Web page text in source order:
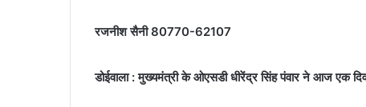
रजनीश सैनी 80770-62107
डोईवाला : मुख्यमंत्री के ओएसडी धीरेंद्र सिंह पंवार ने आज एक